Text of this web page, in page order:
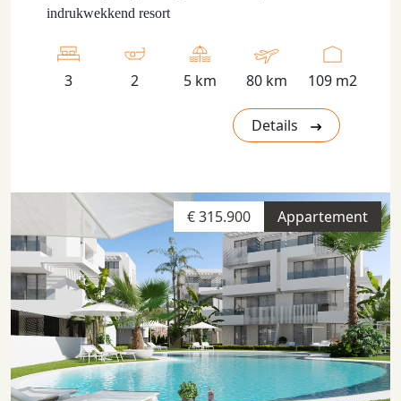
indrukwekkend resort
3 2 5 km 80 km 109 m2
Details
Appartement
€ 315.900